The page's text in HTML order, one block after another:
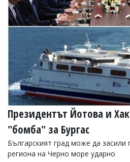
Президентът Йотова и
"бомба" за Бургас
Българският град може да засили
региона на Черно море ударно